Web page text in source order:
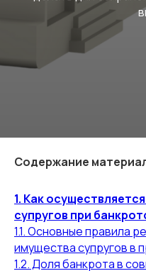
Cодержание
1. Как
супругов при
1.1. Основные правила
имущества супругов в
1.2. Доля банкрота в